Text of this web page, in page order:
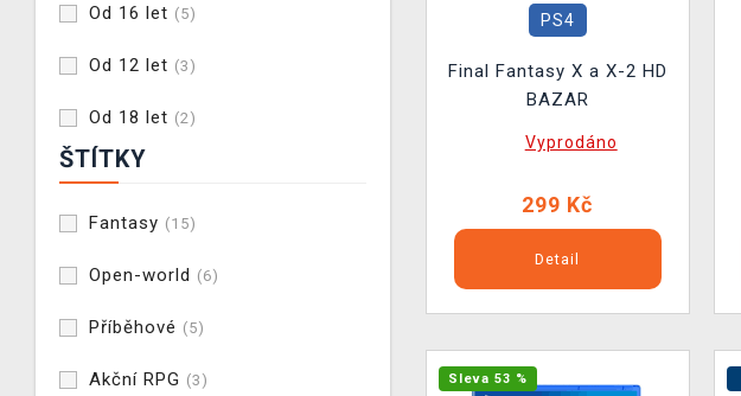
Od 16 let (5)
Od 12 let (3)
Od 18 let (2)
ŠTÍTKY
Fantasy (15)
Open-world (6)
Příběhové (5)
Akční RPG (3)
PS4
Final Fantasy X a X-2 HD
BAZAR
Vyprodáno
299 Kč
Detail
Sleva 53 %